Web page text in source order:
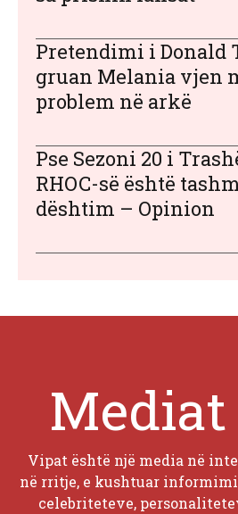
Pretendimi i Donald
gruan Melania vjen
problem në arkë
Pse Sezoni 20 i
RHOC-së është
dështim – Opinion
Vipat është një media në
në rritje, e kushtuar
celebriteteve,